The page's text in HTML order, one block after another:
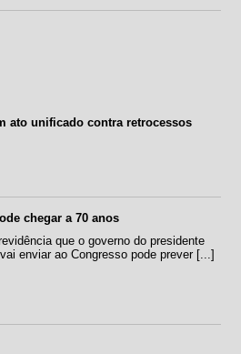
ato unificado contra retrocessos
chegar a 70 anos
que o governo do presidente
enviar ao Congresso pode prever [...]